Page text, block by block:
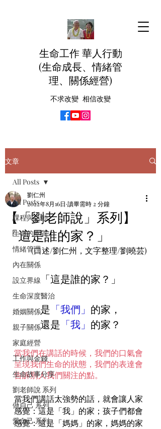
生命工作 華人行動
(生命成長、情緒管
理、關係經營)
不求改變 相信改變
文章
All Posts
課程與活動
生命的本質
情緒管理
內在關係
設立界線
生命深度醫治
婚姻關係
親子關係
家庭經營
工作與金錢
生命故事分享
劉老師說 系列
做自己 系列
愛自己 系列
All Posts
【「劉老師說」系列】
「這是誰的家？」
劉仁州
2022年8月16日 讀畢需時 2 分鐘
(口述/劉仁州，文字整理/劉曉芸)
「這是誰的家？」
是 「我們」 的家，
還是 「我」 的家？
當我們在講話的時候，我們的口氣會
呈現我們生命的狀態，我們的表達會
告訴別人我們關注的點。
當我們講話太強勢的話，就會讓人家
感覺：這是「我」的家；孩子們都會
感覺：這是「媽媽」的家，媽媽的家